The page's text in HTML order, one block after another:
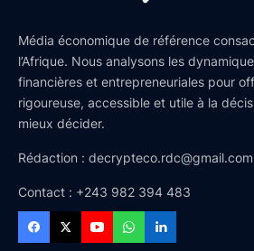
Média économique de référence
l’Afrique. Nous analysons les
financières et entrepreneuriales pour
rigoureuse, accessible et utile à la
mieux décider.
Rédaction : decrypteco.rdc@gmail.com
Contact : +243 982 394 483